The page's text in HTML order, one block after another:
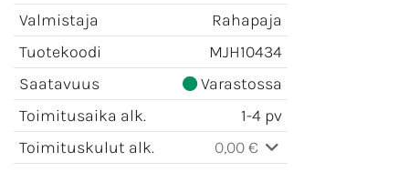
Valmistaja
Rahapaja
Tuotekoodi
MJH10434
Saatavuus
Varastossa
Toimitusaika alk.
1-4 pv
Toimituskulut alk.
0,00 €